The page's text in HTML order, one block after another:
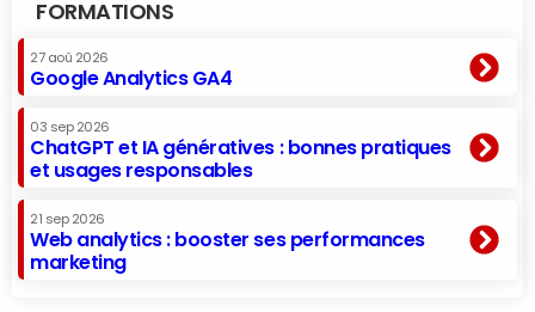
FORMATIONS
27 aoû 2026
Google Analytics GA4
03 sep 2026
ChatGPT et IA génératives : bonnes pratiques
et usages responsables
21 sep 2026
Web analytics : booster ses performances
marketing